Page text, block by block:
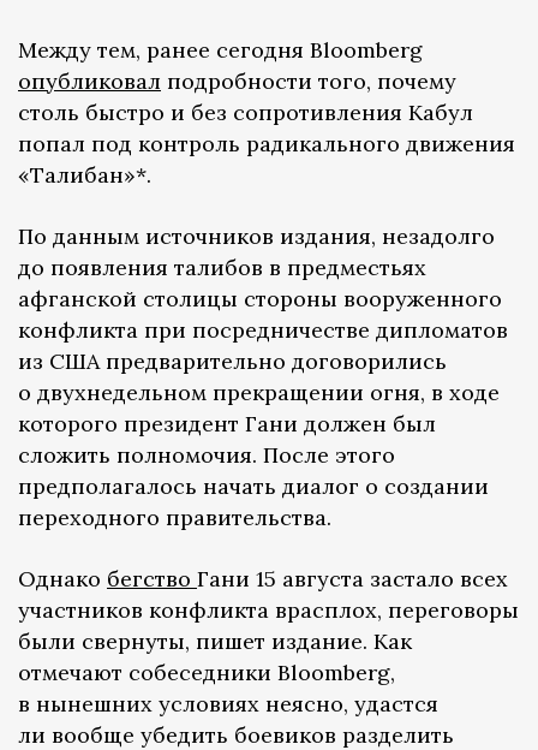
Между тем, ранее сегодня Bloomberg
опубликовал подробности того, почему
столь быстро и без сопротивления Кабул
попал под контроль радикального движения
«Талибан»*.
По данным источников издания, незадолго
до появления талибов в предместьях
афганской столицы стороны вооруженного
конфликта при посредничестве дипломатов
из США предварительно договорились
о двухнедельном прекращении огня, в ходе
которого президент Гани должен был
сложить полномочия. После этого
предполагалось начать диалог о создании
переходного правительства.
Однако бегство Гани 15 августа застало всех
участников конфликта врасплох, переговоры
были свернуты, пишет издание. Как
отмечают собеседники Bloomberg,
в нынешних условиях неясно, удастся
ли вообще убедить боевиков разделить